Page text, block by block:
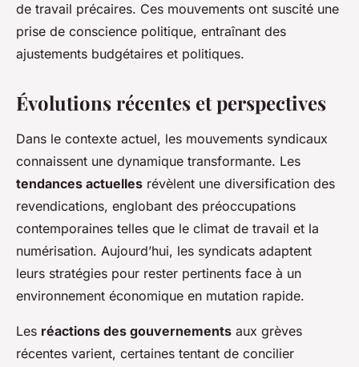
de travail précaires. Ces mouvements ont suscité une
prise de conscience politique, entraînant des
ajustements budgétaires et politiques.
Évolutions récentes et perspectives
Dans le contexte actuel, les mouvements syndicaux
connaissent une dynamique transformante. Les
tendances actuelles révèlent une diversification des
revendications, englobant des préoccupations
contemporaines telles que le climat de travail et la
numérisation. Aujourd’hui, les syndicats adaptent
leurs stratégies pour rester pertinents face à un
environnement économique en mutation rapide.
Les réactions des gouvernements aux grèves
récentes varient, certaines tentant de concilier